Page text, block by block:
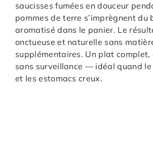
saucisses fumées en douceur
pommes de terre s’imprègnent du
aromatisé dans le panier. Le
onctueuse et naturelle sans
supplémentaires. Un plat complet,
sans surveillance — idéal quand
et les estomacs creux.